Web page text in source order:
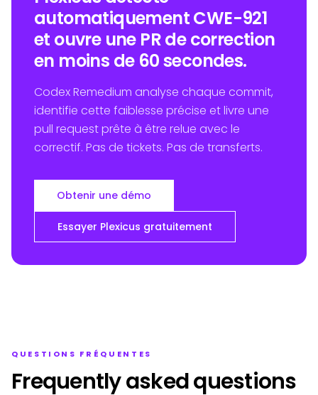
automatiquement CWE-921
et ouvre une PR de correction
en moins de 60 secondes.
Codex Remedium analyse chaque commit,
identifie cette faiblesse précise et livre une
pull request prête à être relue avec le
correctif. Pas de tickets. Pas de transferts.
Obtenir une démo
Essayer Plexicus gratuitement
QUESTIONS FRÉQUENTES
Frequently asked questions